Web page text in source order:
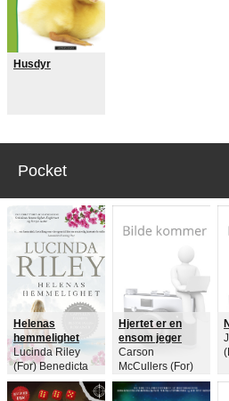
Husdyr
Pocket
Helenas
hemmelighet
Lucinda Riley
(For) Benedicta
Windt-Val (Ove)
Hjertet er en
ensom jeger
Carson
McCullers (For)
Ragnhild Eikli
(Ove)